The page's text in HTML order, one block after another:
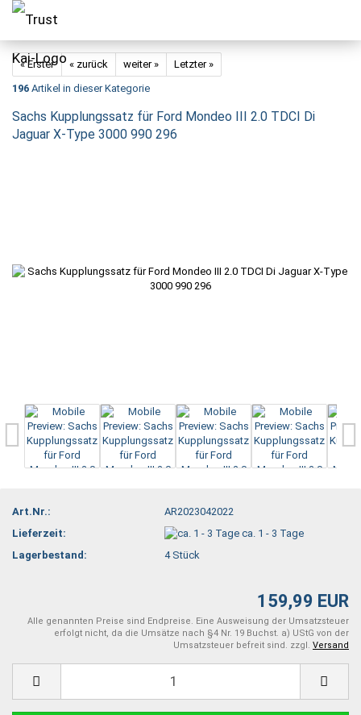
« Erster « zurück weiter »
Letzter »
196 Artikel in dieser Kategorie
Sachs Kupplungssatz für Ford Mondeo III 2.0 TDCI Di
Jaguar X-Type 3000 990 296
Art.Nr.:
AR2023042022
Lieferzeit:
ca. 1 - 3 Tage
Lagerbestand:
4 Stück
159,99 EUR
Alle genannten Preise sind Endpreise. Eine Ausweisung der Umsatzsteuer
erfolgt nicht, da die Umsätze nach §4 Nr. 19 Buchst. a) UStG von der
Umsatzsteuer befreit sind. zzgl. Versand